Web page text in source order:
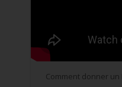
Comment donner